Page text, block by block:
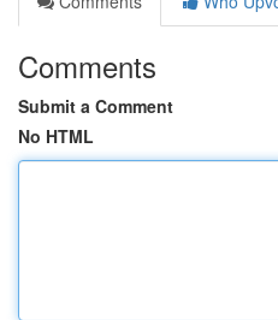
Comments
Submit a Comment
No HTML